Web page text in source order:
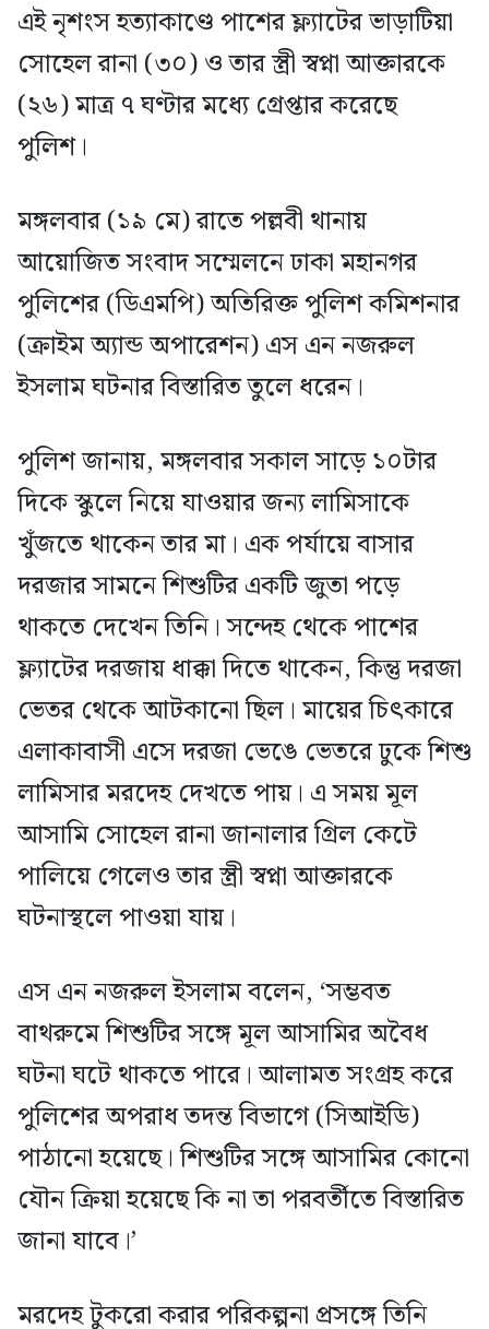
এই নৃশংস হত্যাকাণ্ডে পাশের ফ্ল্যাটের ভাড়াটিয়া
সোহেল রানা (৩০) ও তার স্ত্রী স্বপ্না আক্তারকে
(২৬) মাত্র ৭ ঘণ্টার মধ্যে গ্রেপ্তার করেছে
পুলিশ।
মঙ্গলবার (১৯ মে) রাতে পল্লবী থানায়
আয়োজিত সংবাদ সম্মেলনে ঢাকা মহানগর
পুলিশের (ডিএমপি) অতিরিক্ত পুলিশ কমিশনার
(ক্রাইম অ্যান্ড অপারেশন) এস এন নজরুল
ইসলাম ঘটনার বিস্তারিত তুলে ধরেন।
পুলিশ জানায়, মঙ্গলবার সকাল সাড়ে ১০টার
দিকে স্কুলে নিয়ে যাওয়ার জন্য লামিসাকে
খুঁজতে থাকেন তার মা। এক পর্যায়ে বাসার
দরজার সামনে শিশুটির একটি জুতা পড়ে
থাকতে দেখেন তিনি। সন্দেহ থেকে পাশের
ফ্ল্যাটের দরজায় ধাক্কা দিতে থাকেন, কিন্তু দরজা
ভেতর থেকে আটকানো ছিল। মায়ের চিৎকারে
এলাকাবাসী এসে দরজা ভেঙে ভেতরে ঢুকে শিশু
লামিসার মরদেহ দেখতে পায়। এ সময় মূল
আসামি সোহেল রানা জানালার গ্রিল কেটে
পালিয়ে গেলেও তার স্ত্রী স্বপ্না আক্তারকে
ঘটনাস্থলে পাওয়া যায়।
এস এন নজরুল ইসলাম বলেন, ‘সম্ভবত
বাথরুমে শিশুটির সঙ্গে মূল আসামির অবৈধ
ঘটনা ঘটে থাকতে পারে। আলামত সংগ্রহ করে
পুলিশের অপরাধ তদন্ত বিভাগে (সিআইডি)
পাঠানো হয়েছে। শিশুটির সঙ্গে আসামির কোনো
যৌন ক্রিয়া হয়েছে কি না তা পরবর্তীতে বিস্তারিত
জানা যাবে।’
মরদেহ টুকরো করার পরিকল্পনা প্রসঙ্গে তিনি